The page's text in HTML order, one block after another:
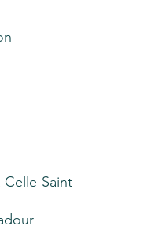
Saint-